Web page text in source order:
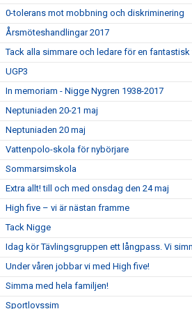
0-tolerans mot mobbning och diskriminering
Årsmöteshandlingar 2017
Tack alla simmare och ledare för en fantastisk
UGP3
In memoriam - Nigge Nygren 1938-2017
Neptuniaden 20-21 maj
Neptuniaden 20 maj
Vattenpolo-skola för nybörjare
Sommarsimskola
Extra allt! till och med onsdag den 24 maj
High five – vi är nästan framme
Tack Nigge
Idag kör Tävlingsgruppen ett långpass. Vi
Under våren jobbar vi med High five!
Simma med hela familjen!
Sportlovssim